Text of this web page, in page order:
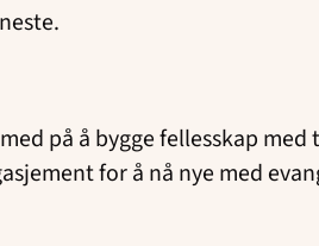
på å bygge fellesskap med
for å nå nye med